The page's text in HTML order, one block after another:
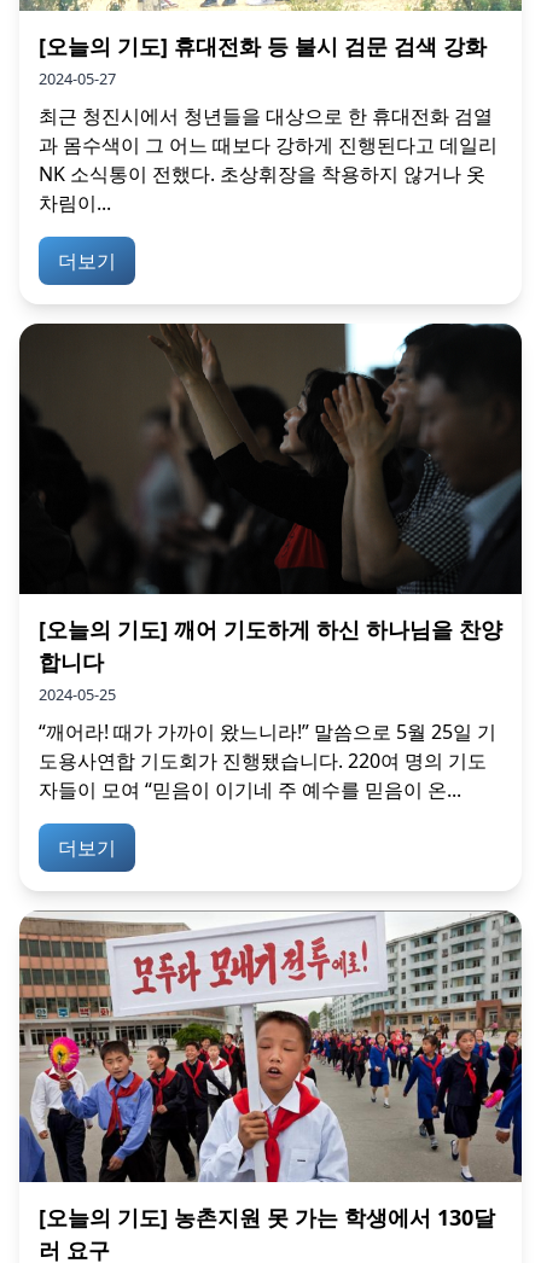
[오늘의 기도] 휴대전화 등 불시 검문 검색 강화
2024-05-27
최근 청진시에서 청년들을 대상으로 한 휴대전화 검열
과 몸수색이 그 어느 때보다 강하게 진행된다고 데일리
NK 소식통이 전했다. 초상휘장을 착용하지 않거나 옷
차림이...
더보기
[오늘의 기도] 깨어 기도하게 하신 하나님을 찬양
합니다
2024-05-25
“깨어라! 때가 가까이 왔느니라!” 말씀으로 5월 25일 기
도용사연합 기도회가 진행됐습니다. 220여 명의 기도
자들이 모여 “믿음이 이기네 주 예수를 믿음이 온...
더보기
[오늘의 기도] 농촌지원 못 가는 학생에서 130달
러 요구